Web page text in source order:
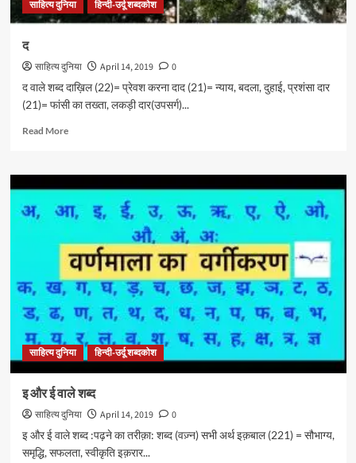
साहित्य दुनिया हिन्दी-उर्दू शब्दकोश
द
साहित्य दुनिया April 14, 2019
0
द वाले शब्द दाख़िल (22)= प्रेवश करना दाद (21)= न्याय, बदला, दुहाई, प्रशंसा दार
(21)= फांसी का तख्ता, लकड़ी दार(उपसर्ग)...
Read MoreRead
द
साहित्य दुनिया हिन्दी-उर्दू शब्दकोश
इ और ई वाले शब्द
साहित्य दुनिया April 14, 2019
0
इ और ई वाले शब्द :पढ़ने का तरीक़ा: शब्द (वज़्न) सभी अर्थ इक़बाल (221) = सौभाग्य,
समृद्धि, सफलता, स्वीकृति इक़रार...